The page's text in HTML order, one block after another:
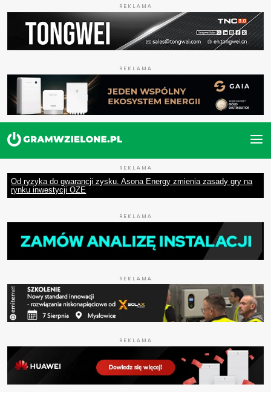
REKLAMA
REKLAMA
REKLAMA
Od ryzyka do gwarancji zysku. Asona Energy zmienia zasady gry na
rynku inwestycji OZE
REKLAMA
REKLAMA
REKLAMA